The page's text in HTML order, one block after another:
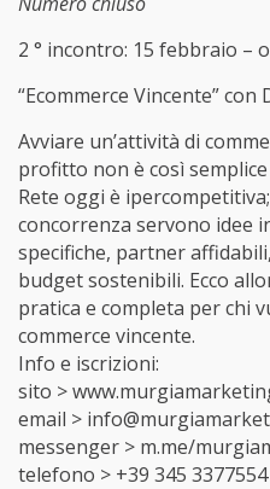
2 ° incontro: 15 febbraio –
“Ecommerce Vincente”
Avviare un’attività di
profitto non è così
Rete oggi è
concorrenza servono idee
specifiche, partner
budget sostenibili. Ecco
pratica e completa per chi
commerce vincente.
Info e iscrizioni:
sito >
email >
messenger > m.me/
telefono > +39 345 3377554